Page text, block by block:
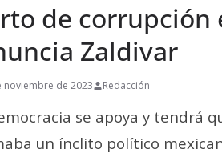
de corrupción
Zaldivar
noviembre de 2023 Redacción
se apoya y tendrá
un ínclito político